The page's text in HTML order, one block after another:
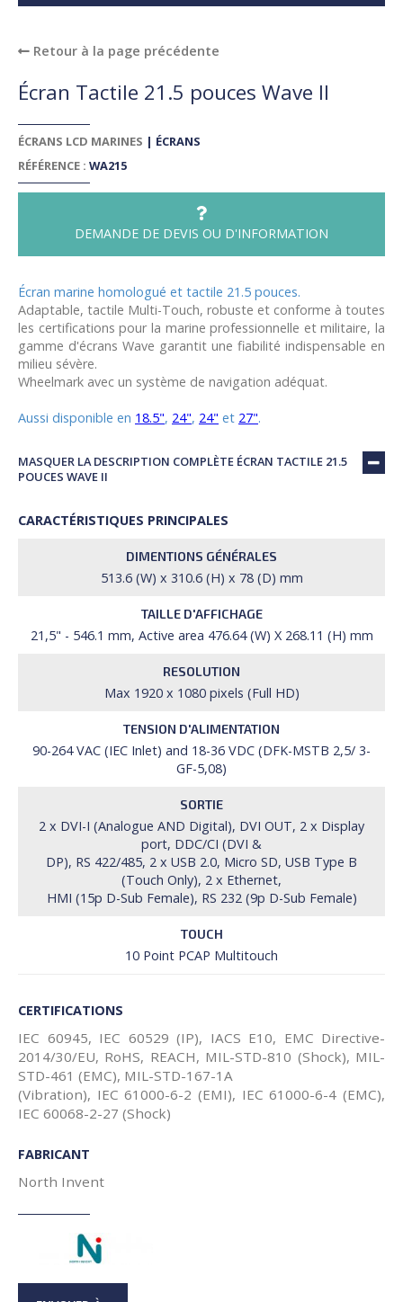
Retour à la page précédente
Écran Tactile 21.5 pouces Wave II
ÉCRANS LCD MARINES | ÉCRANS
RÉFÉRENCE : WA215
DEMANDE DE DEVIS OU D'INFORMATION
Écran marine homologué et tactile 21.5 pouces.
Adaptable, tactile Multi-Touch, robuste et conforme à toutes
les certifications pour la marine professionnelle et militaire, la
gamme d'écrans Wave garantit une fiabilité indispensable en
milieu sévère.
Wheelmark avec un système de navigation adéquat.
Aussi disponible en 18.5", 24", 24" et 27".
MASQUER LA DESCRIPTION COMPLÈTE ÉCRAN TACTILE 21.5
POUCES WAVE II
CARACTÉRISTIQUES PRINCIPALES
DIMENTIONS GÉNÉRALES
513.6 (W) x 310.6 (H) x 78 (D) mm
TAILLE D'AFFICHAGE
21,5" - 546.1 mm, Active area 476.64 (W) X 268.11 (H) mm
RESOLUTION
Max 1920 x 1080 pixels (Full HD)
TENSION D'ALIMENTATION
90-264 VAC (IEC Inlet) and 18-36 VDC (DFK-MSTB 2,5/ 3-
GF-5,08)
SORTIE
2 x DVI-I (Analogue AND Digital), DVI OUT, 2 x Display
port, DDC/CI (DVI &
DP), RS 422/485, 2 x USB 2.0, Micro SD, USB Type B
(Touch Only), 2 x Ethernet,
HMI (15p D-Sub Female), RS 232 (9p D-Sub Female)
TOUCH
10 Point PCAP Multitouch
CERTIFICATIONS
IEC 60945, IEC 60529 (IP), IACS E10, EMC Directive-
2014/30/EU, RoHS, REACH, MIL-STD-810 (Shock), MIL-
STD-461 (EMC), MIL-STD-167-1A
(Vibration), IEC 61000-6-2 (EMI), IEC 61000-6-4 (EMC),
IEC 60068-2-27 (Shock)
FABRICANT
North Invent